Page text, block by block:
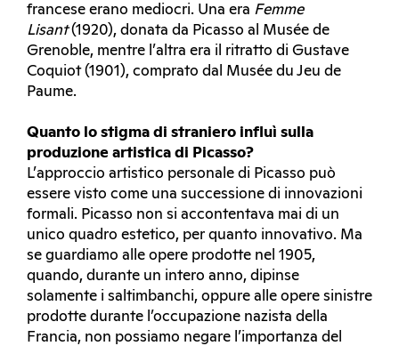
francese erano mediocri. Una era Femme
Lisant(1920), donata da Picasso al Musée de
Grenoble, mentre l’altra era il ritratto di Gustave
Coquiot (1901), comprato dal Musée du Jeu de
Paume.
Quanto lo stigma di straniero influì sulla
produzione artistica di Picasso?
L’approccio artistico personale di Picasso può
essere visto come una successione di innovazioni
formali. Picasso non si accontentava mai di un
unico quadro estetico, per quanto innovativo. Ma
se guardiamo alle opere prodotte nel 1905,
quando, durante un intero anno, dipinse
solamente i saltimbanchi, oppure alle opere sinistre
prodotte durante l’occupazione nazista della
Francia, non possiamo negare l’importanza del